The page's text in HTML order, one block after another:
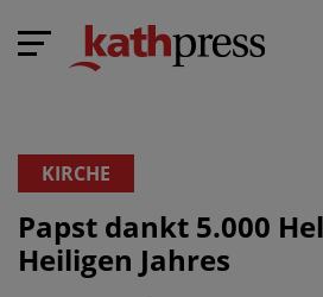
KIRCHE
Papst dankt 5.000
Heiligen Jahres